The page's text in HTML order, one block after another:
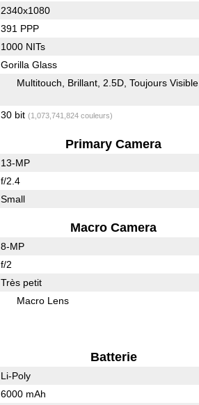
2340x1080
391 PPP
1000 NITs
Gorilla Glass
Multitouch Brillant 2.5D Toujours Visible
30 bit (1,073,741,824 couleurs)
Primary Camera
13-MP
f/2.4
Small
Macro Camera
8-MP
f/2
Très petit
Macro Lens
Batterie
Li-Poly
6000 mAh